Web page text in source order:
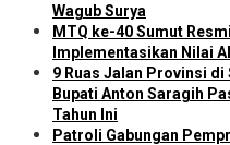
Wagub Surya
MTQ ke-40 Sumut
Implementasikan Nilai
9 Ruas Jalan Provinsi
Bupati Anton Saragih
Tahun Ini
Patroli Gabungan